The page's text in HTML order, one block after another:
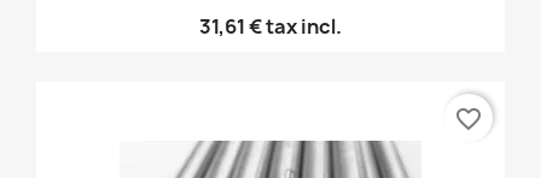
31,61 €tax incl.
favorite_border